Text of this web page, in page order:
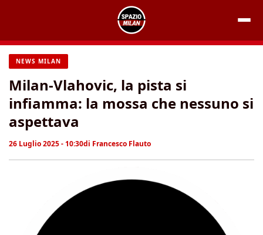
contenuto
NEWS MILAN
Milan-Vlahovic, la pista si
infiamma: la mossa che nessuno si
aspettava
26 Luglio 2025 - 10:30di Francesco Flauto